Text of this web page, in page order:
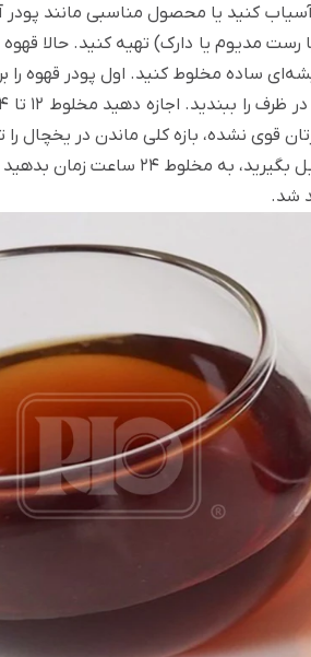
آسیاب کنید یا محصول مناسبی مانند
ساده مخلوط کنید. اول پودر قهوه را
بدهید نه بیشتر. چون پس از این مدت،
شد.